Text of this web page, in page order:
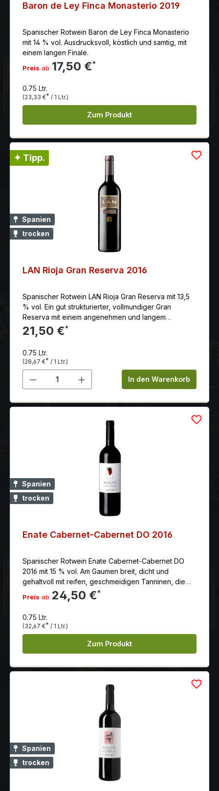
Baron de Ley Finca Monasterio 2019
Spanischer Rotwein Baron de Ley Finca Monasterio
mit 14 % vol. Ausdrucksvoll, köstlich und samtig, mit
einem langen Finale.
Preis ab 17,50 €*
0.75 Ltr.
(23,33 €* / 1 Ltr.)
Zum Produkt
✦ Tipp.
Spanien
trocken
LAN Rioja Gran Reserva 2016
Spanischer Rotwein LAN Rioja Gran Reserva mit 13,5
% vol. Ein gut strukturierter, vollmundiger Gran
Reserva mit einem angenehmen und langem
Ausklang.
21,50 €*
0.75 Ltr.
(28,67 €* / 1 Ltr.)
Produkt Anzahl: Gib denIn den Warenkorb
Spanien
trocken
Enate Cabernet-Cabernet DO 2016
Spanischer Rotwein Enate Cabernet-Cabernet DO
2016 mit 15 % vol. Am Gaumen breit, dicht und
gehaltvoll mit reifen, geschmeidigen Tanninen, die
ein hervorragendes Entwicklungspotential
ankündigen
Preis ab 24,50 €*
0.75 Ltr.
(32,67 €* / 1 Ltr.)
Zum Produkt
Spanien
trocken